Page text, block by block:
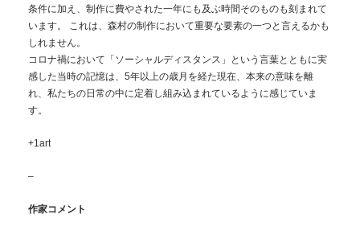
条件に加え、制作に費やされた一年にも及ぶ時間そのものも刻まれて
います。 これは、森村の制作において重要な要素の一つと言えるかも
しれません。
コロナ禍において「ソーシャルディスタンス」という言葉とともに実
感した当時の記憶は、5年以上の歳月を経た現在、本来の意味を離
れ、私たちの日常の中に定着し組み込まれているように感じていま
す。
+1art
–
作家コメント